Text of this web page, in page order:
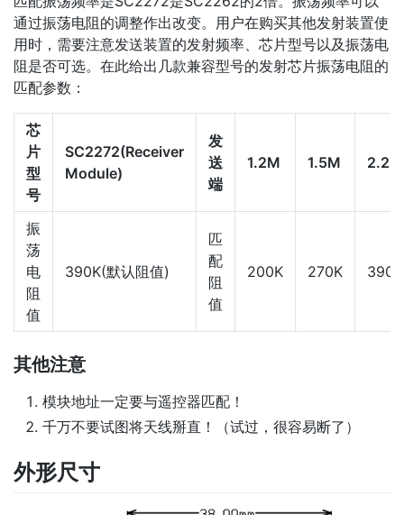
通过振荡电阻的调整作出改变。用户在购买其他发射装置使
用时，需要注意发送装置的发射频率、芯片型号以及振荡电
阻是否可选。在此给出几款兼容型号的发射芯片振荡电阻的
匹配参数：
芯
片
型
号
SC2272(Receiver
Module)
发
送
端
1.2M 1.5M 2.2M
振
荡
电
阻
值
390K(默认阻值)
匹
配
阻
值
200K 270K 390K
其他注意
模块地址一定要与遥控器匹配！
千万不要试图将天线掰直！（试过，很容易断了）
外形尺寸